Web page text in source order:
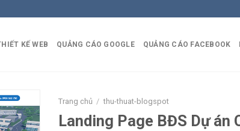
KẾ WEB QUẢNG CÁO GOOGLE QUẢNG CÁO FACEBOOK
Trang chủ / thu-thuat-blogspot
Landing Page BĐS Dự án